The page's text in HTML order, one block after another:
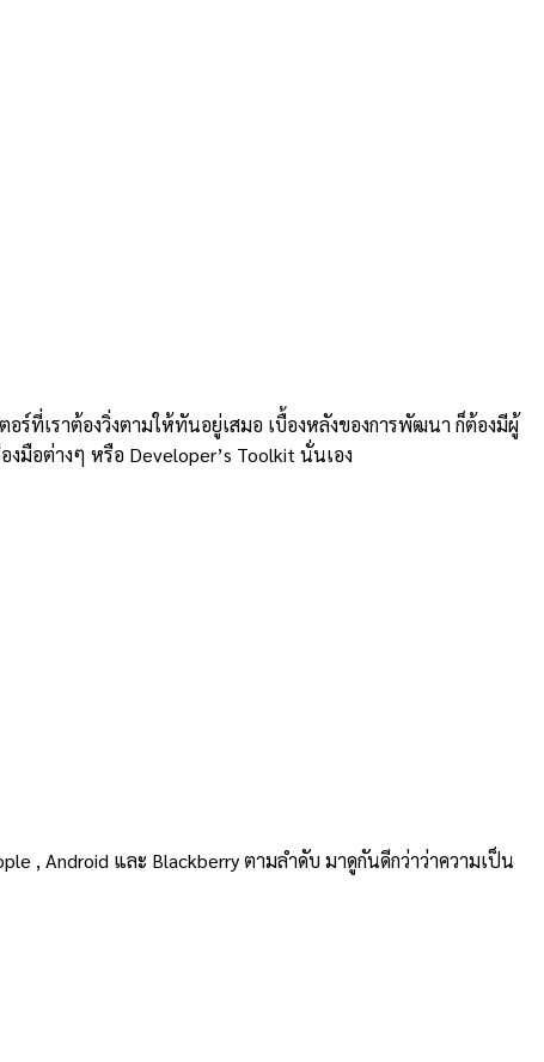
ร์ที่เราต้องวิ่งตามให้ทันอยู่เสมอ เบื้องหลังของการพัฒนา ก็ต้องมีผู้
มือต่างๆ หรือ Developer’s Toolkit นั่นเอง
, Android และ Blackberry ตามลำดับ มาดูกันดีกว่าว่าความเป็น